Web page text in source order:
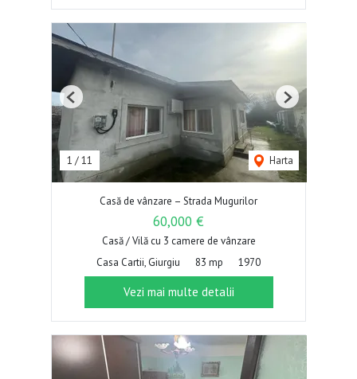
1 /11 Harta
Previous Next
Casă de vânzare – Strada Mugurilor
60,000 €
Casă / Vilă cu 3 camere de vânzare
Casa Cartii, Giurgiu
83 mp 1970
Vezi mai multe detalii